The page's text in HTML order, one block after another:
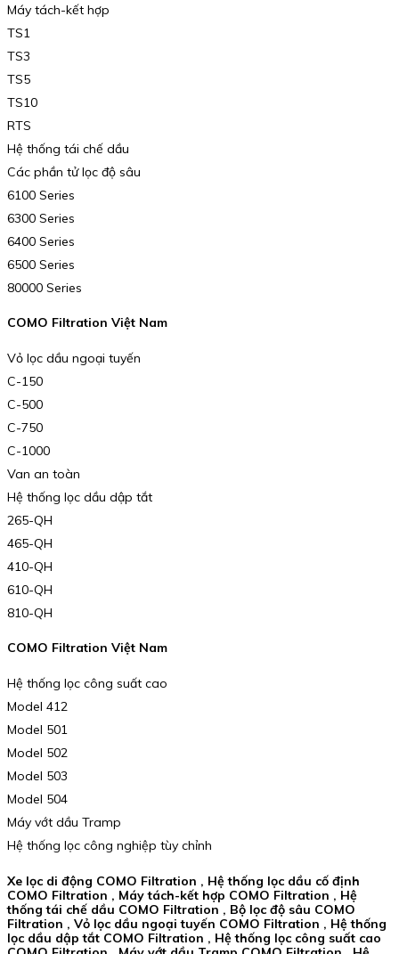
Máy tách-kết hợp
TS1
TS3
TS5
TS10
RTS
Hệ thống tái chế dầu
Các phần tử lọc độ sâu
6100 Series
6300 Series
6400 Series
6500 Series
80000 Series
COMO Filtration Việt Nam
Vỏ lọc dầu ngoại tuyến
C-150
C-500
C-750
C-1000
Van an toàn
Hệ thống lọc dầu dập tắt
265-QH
465-QH
410-QH
610-QH
810-QH
COMO Filtration Việt Nam
Hệ thống lọc công suất cao
Model 412
Model 501
Model 502
Model 503
Model 504
Máy vớt dầu Tramp
Hệ thống lọc công nghiệp tùy chỉnh
Xe lọc di động COMO Filtration , Hệ thống lọc dầu cố định
COMO Filtration , Máy tách-kết hợp COMO Filtration , Hệ
thống tái chế dầu COMO Filtration , Bộ lọc độ sâu COMO
Filtration , Vỏ lọc dầu ngoại tuyến COMO Filtration , Hệ thống
lọc dầu dập tắt COMO Filtration , Hệ thống lọc công suất cao